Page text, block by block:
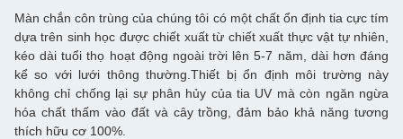
Màn chắn côn trùng của chúng tôi có một chất ổn định tia cực tím
dựa trên sinh học được chiết xuất từ chiết xuất thực vật tự nhiên,
kéo dài tuổi thọ hoạt động ngoài trời lên 5-7 năm, dài hơn đáng
kể so với lưới thông thường.Thiết bị ổn định môi trường này
không chỉ chống lại sự phân hủy của tia UV mà còn ngăn ngừa
hóa chất thấm vào đất và cây trồng, đảm bảo khả năng tương
thích hữu cơ 100%.